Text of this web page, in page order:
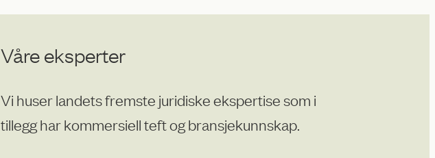
Våre eksperter
Vi huser landets fremste juridiske ekspertise som i
tillegg har kommersiell teft og bransjekunnskap.